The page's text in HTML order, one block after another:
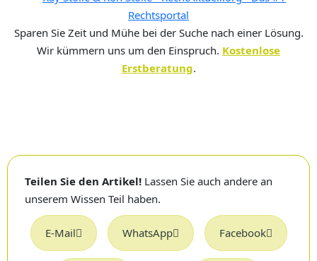
Sparen Sie Zeit und Mühe bei der Suche nach einer Lösung.
Wir kümmern uns um den Einspruch. Kostenlose
Erstberatung.
Teilen Sie den Artikel! Lassen Sie auch andere an
unserem Wissen Teil haben.
E-Mail WhatsApp Facebook